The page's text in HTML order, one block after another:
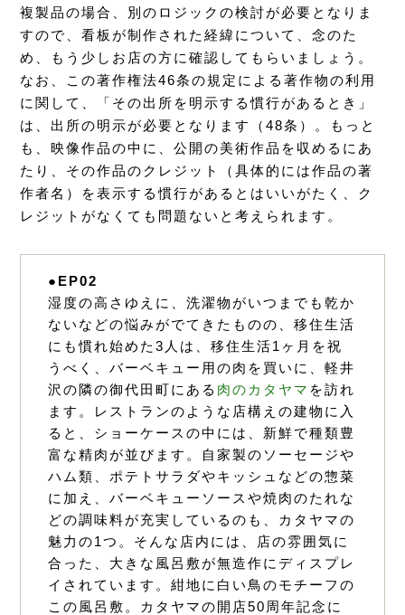
複製品の場合、別のロジックの検討が必要となりま
すので、看板が制作された経緯について、念のた
め、もう少しお店の方に確認してもらいましょう。
なお、この著作権法46条の規定による著作物の利用
に関して、「その出所を明示する慣行があるとき」
は、出所の明示が必要となります（48条）。もっと
も、映像作品の中に、公開の美術作品を収めるにあ
たり、その作品のクレジット（具体的には作品の著
作者名）を表示する慣行があるとはいいがたく、ク
レジットがなくても問題ないと考えられます。
●EP02
湿度の高さゆえに、洗濯物がいつまでも乾か
ないなどの悩みがでてきたものの、移住生活
にも慣れ始めた3人は、移住生活1ヶ月を祝
うべく、バーベキュー用の肉を買いに、軽井
沢の隣の御代田町にある 肉のカタヤマ を訪れ
ます。レストランのような店構えの建物に入
ると、ショーケースの中には、新鮮で種類豊
富な精肉が並びます。自家製のソーセージや
ハム類、ポテトサラダやキッシュなどの惣菜
に加え、バーベキューソースや焼肉のたれな
どの調味料が充実しているのも、カタヤマの
魅力の1つ。そんな店内には、店の雰囲気に
合った、大きな風呂敷が無造作にディスプレ
イされています。紺地に白い鳥のモチーフの
この風呂敷。カタヤマの開店50周年記念に